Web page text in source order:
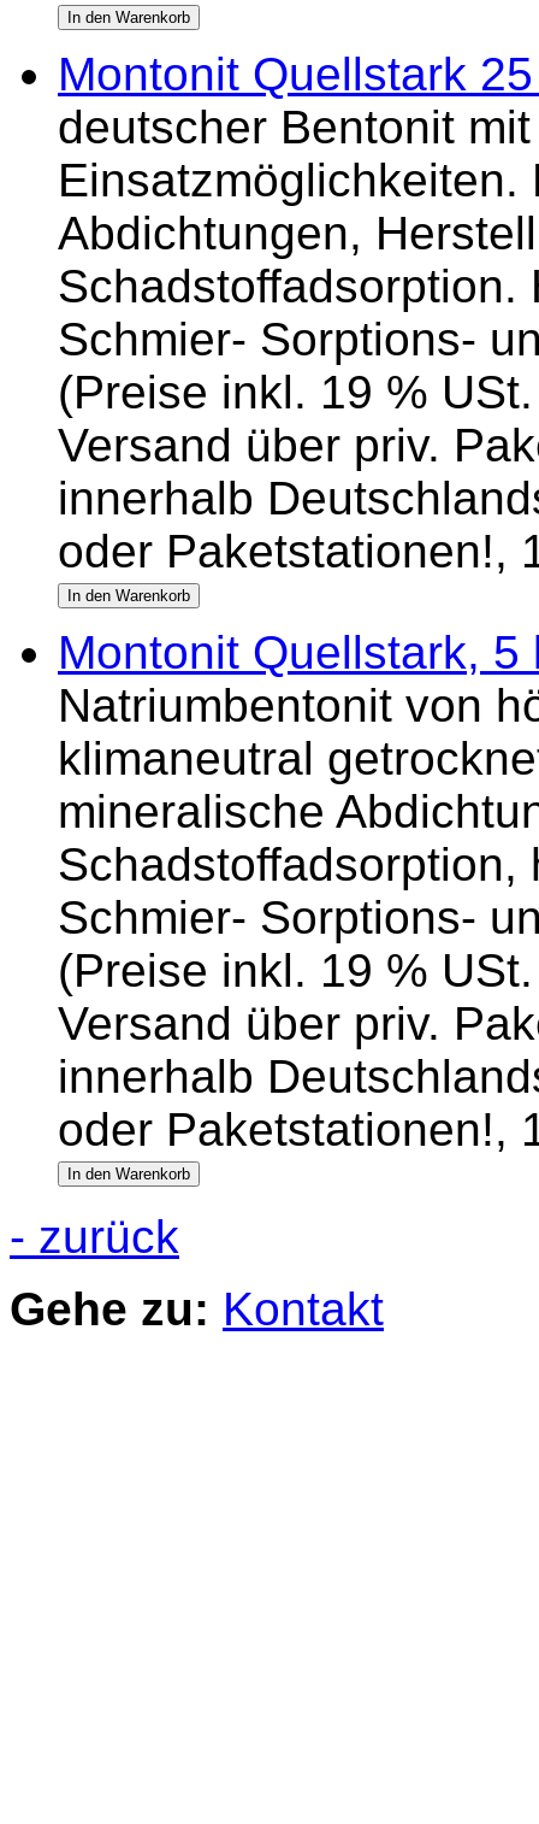
Montonit Quellstark
deutscher Bentonit
Einsatzmöglichkeiten.
Abdichtungen,
Schadstoffadsorption.
Schmier- Sorptions-
(Preise inkl. 19 % USt.
Versand über priv.
innerhalb
oder Paketstationen!,
Montonit Quellstark, 5
Natriumbentonit von
klimaneutral
mineralische
Schmier- Sorptions-
(Preise inkl. 19 % USt.
Versand über priv.
innerhalb
oder Paketstationen!,
- zurück
Gehe zu: Kontakt